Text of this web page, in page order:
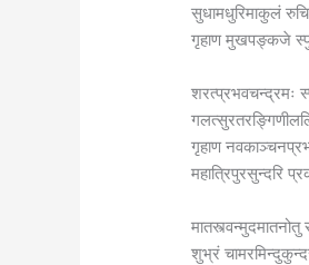
सुधामधुरिमाकुलं
गृहाण मुखपङ्कजे
शरत्प्रभवचन्द्रमः
गृहाण
महात्रिपुरसुन्दरि
मातस्त्वन्मुदमातनोतु
शुभ्रं